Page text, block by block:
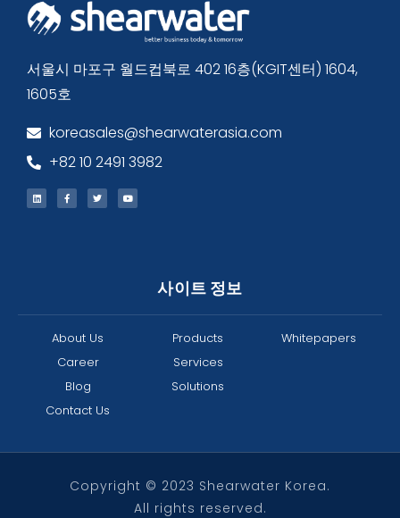
서울시 마포구 월드컵북로 402 16층(KGIT센터) 1604,
1605호
koreasales@shearwaterasia.com
+82 10 2491 3982
사이트 정보
About Us
Career
Blog
Contact Us
Products
Services
Solutions
Whitepapers
Copyright © 2023 Shearwater Korea.
All rights reserved.